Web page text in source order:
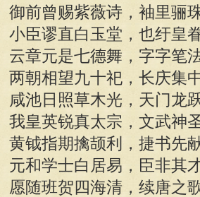
御前曾赐紫薇诗，袖里骊
小臣谬直白玉堂，也纡皇
云章元是七德舞，字字笔
两朝相望九十祀，长庆集
咸池日照草木光，天门龙
我皇英锐真太宗，文武神
黄钺指期擒颉利，捷书先
元和学士白居易，臣非其
愿随班贺四海清，续唐之